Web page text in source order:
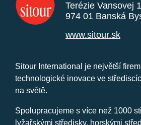
Terézie Vansovej
974 01 Banská
www.sitour.sk
Sitour International je největší
technologické inovace ve
na světě.
Spolupracujeme s více než 1000
lyžařskými středisky, horskými